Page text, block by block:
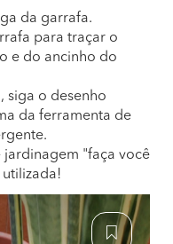
da garrafa.
para traçar o
e do ancinho do
siga o desenho
da ferramenta de
jardinagem "faça você
utilizada!